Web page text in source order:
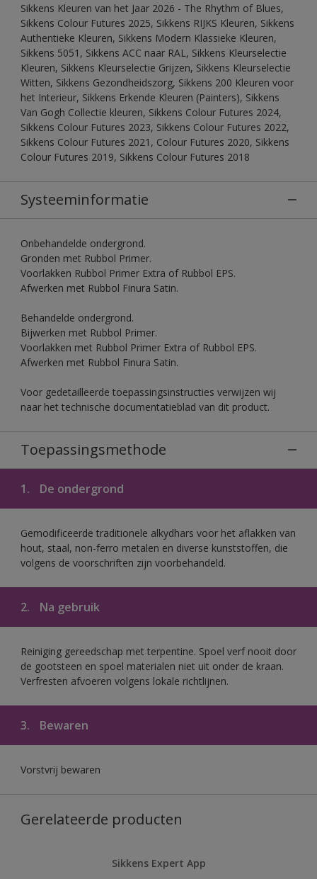
Sikkens Kleuren van het Jaar 2026 - The Rhythm of Blues,
Sikkens Colour Futures 2025, Sikkens RIJKS Kleuren, Sikkens
Authentieke Kleuren, Sikkens Modern Klassieke Kleuren,
Sikkens 5051, Sikkens ACC naar RAL, Sikkens Kleurselectie
Kleuren, Sikkens Kleurselectie Grijzen, Sikkens Kleurselectie
Witten, Sikkens Gezondheidszorg, Sikkens 200 Kleuren voor
het Interieur, Sikkens Erkende Kleuren (Painters), Sikkens
Van Gogh Collectie kleuren, Sikkens Colour Futures 2024,
Sikkens Colour Futures 2023, Sikkens Colour Futures 2022,
Sikkens Colour Futures 2021, Colour Futures 2020, Sikkens
Colour Futures 2019, Sikkens Colour Futures 2018
Systeeminformatie
Onbehandelde ondergrond.
Gronden met Rubbol Primer.
Voorlakken Rubbol Primer Extra of Rubbol EPS.
Afwerken met Rubbol Finura Satin.
Behandelde ondergrond.
Bijwerken met Rubbol Primer.
Voorlakken met Rubbol Primer Extra of Rubbol EPS.
Afwerken met Rubbol Finura Satin.
Voor gedetailleerde toepassingsinstructies verwijzen wij
naar het technische documentatieblad van dit product.
Toepassingsmethode
1. De ondergrond
Gemodificeerde traditionele alkydhars voor het aflakken van
hout, staal, non-ferro metalen en diverse kunststoffen, die
volgens de voorschriften zijn voorbehandeld.
2. Na gebruik
Reiniging gereedschap met terpentine. Spoel verf nooit door
de gootsteen en spoel materialen niet uit onder de kraan.
Verfresten afvoeren volgens lokale richtlijnen.
3. Bewaren
Vorstvrij bewaren
Gerelateerde producten
Sikkens Expert App